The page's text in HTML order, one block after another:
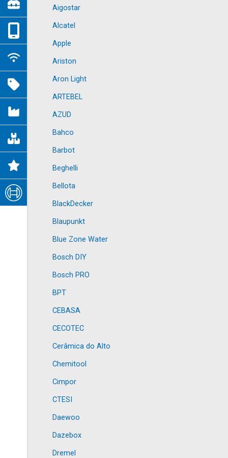
Aigostar
Alcatel
Apple
Ariston
Aron Light
ARTEBEL
AZUD
Bahco
Barbot
Beghelli
Bellota
BlackDecker
Blaupunkt
Blue Zone Water
Bosch DIY
Bosch PRO
BPT
CEBASA
CECOTEC
Cerâmica do Alto
Chemitool
Cimpor
CTESI
Daewoo
Dazebox
Dremel